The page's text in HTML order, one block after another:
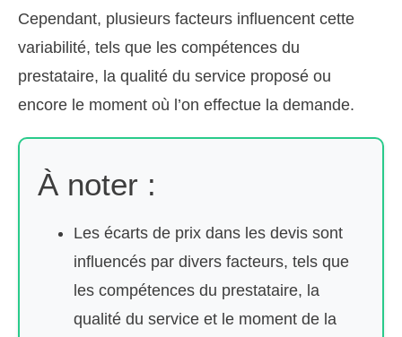
Cependant, plusieurs facteurs influencent cette
variabilité, tels que les compétences du
prestataire, la qualité du service proposé ou
encore le moment où l’on effectue la demande.
À noter :
Les écarts de prix dans les devis sont
influencés par divers facteurs, tels que
les compétences du prestataire, la
qualité du service et le moment de la